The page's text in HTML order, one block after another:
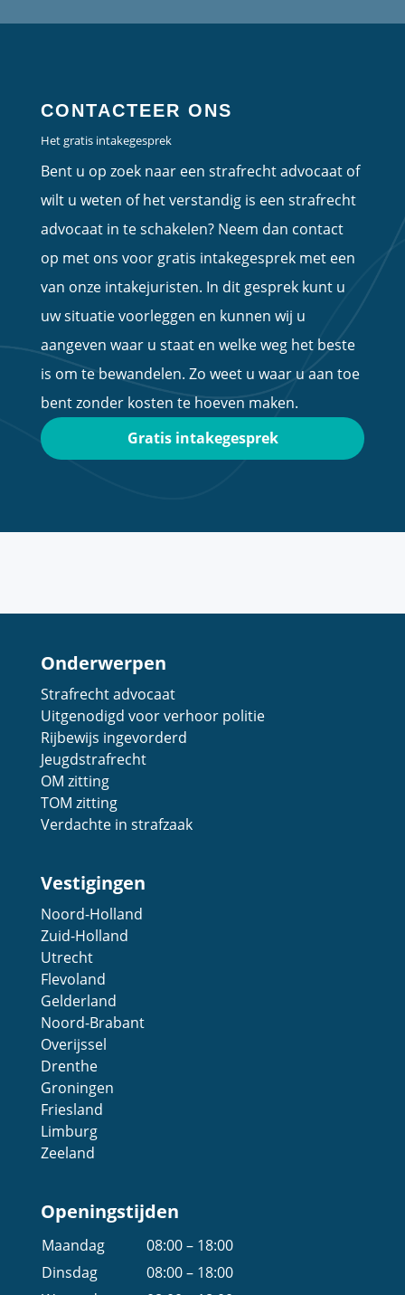
CONTACTEER ONS
Het gratis intakegesprek
Bent u op zoek naar een strafrecht advocaat of
wilt u weten of het verstandig is een strafrecht
advocaat in te schakelen? Neem dan contact
op met ons voor gratis intakegesprek met een
van onze intakejuristen. In dit gesprek kunt u
uw situatie voorleggen en kunnen wij u
aangeven waar u staat en welke weg het beste
is om te bewandelen. Zo weet u waar u aan toe
bent zonder kosten te hoeven maken.
Gratis intakegesprek
Onderwerpen
Strafrecht advocaat
Uitgenodigd voor verhoor politie
Rijbewijs ingevorderd
Jeugdstrafrecht
OM zitting
TOM zitting
Verdachte in strafzaak
Vestigingen
Noord-Holland
Zuid-Holland
Utrecht
Flevoland
Gelderland
Noord-Brabant
Overijssel
Drenthe
Groningen
Friesland
Limburg
Zeeland
Openingstijden
Maandag
08:00 – 18:00
Dinsdag
08:00 – 18:00